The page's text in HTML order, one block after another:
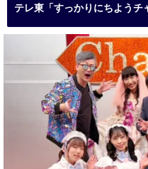
テレ東「すっかりにちようチ